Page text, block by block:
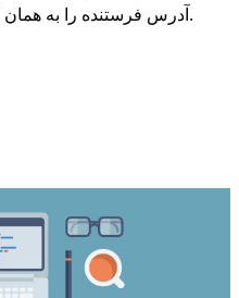
آدرس فرستنده را به همان ایمیلی که اضافه کردید تغییر دهید.